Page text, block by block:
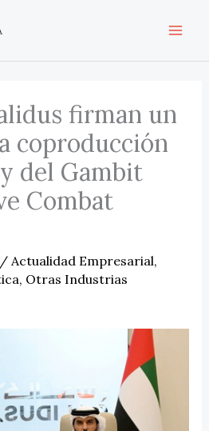
firman un
coproducción
del Gambit
Combat
/ Actualidad Empresarial,
, Otras Industrias